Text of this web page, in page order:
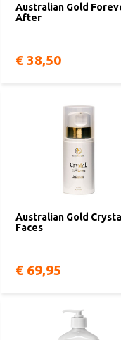
Australian Gold
After
€ 38,50
Australian Gold
Faces
€ 69,95